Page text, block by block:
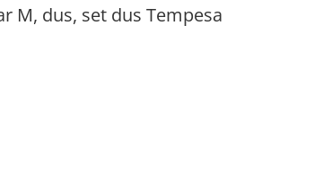
M, dus, set dus Tempesa